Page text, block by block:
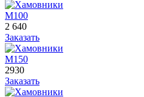
М100
2 640
Заказать
М150
2930
Заказать